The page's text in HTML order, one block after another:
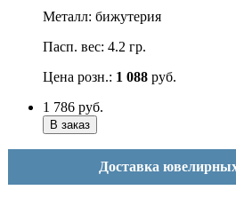
Металл: бижутерия
Пасп. вес: 4.2 гр.
Цена розн.: 1 088 руб.
1 786 руб.
Доставка